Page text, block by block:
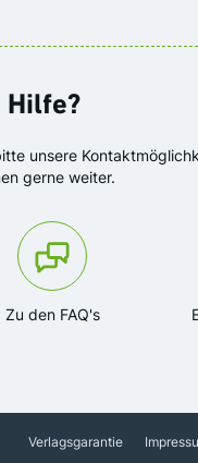
Hilfe?
unsere
gerne weiter.
Zu den FAQ's
Verlagsgarantie